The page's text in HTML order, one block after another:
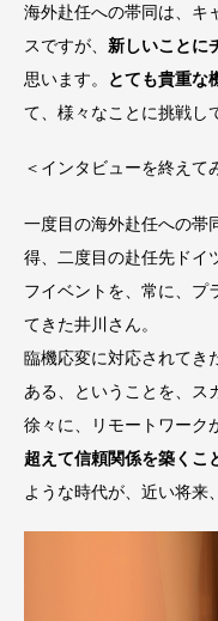
海外赴任への帯同は、キ
スですが、 新しいことに
思います。
とても貴重な
て、様々なことに挑戦し
＜インタビューを終えて
一度目の海外赴任への帯
得、二度目の赴任先ドイ
フイベントを、常に、プ
てきた井川さん。
臨機応変に対応されてき
ある、ということを、ス
徐々に、リモートワーク
超えて信頼関係を築くこ
ような時代が、近い将来